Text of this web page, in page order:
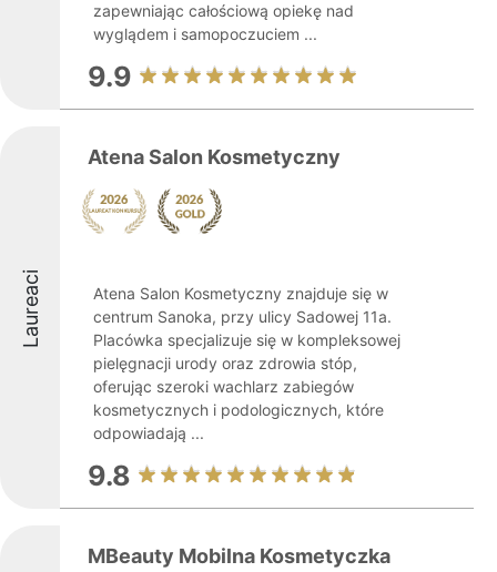
zapewniając całościową opiekę nad
wyglądem i samopoczuciem ...
9.9
Laureaci
Atena Salon Kosmetyczny
Atena Salon Kosmetyczny znajduje się w
centrum Sanoka, przy ulicy Sadowej 11a.
Placówka specjalizuje się w kompleksowej
pielęgnacji urody oraz zdrowia stóp,
oferując szeroki wachlarz zabiegów
kosmetycznych i podologicznych, które
odpowiadają ...
9.8
MBeauty Mobilna Kosmetyczka